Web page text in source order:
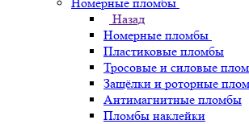
Назад
Номерные пломбы
Пластиковые пломбы
Тросовые и силовые
Защёлки и роторные
Антимагнитные пломбы
Пломбы наклейки